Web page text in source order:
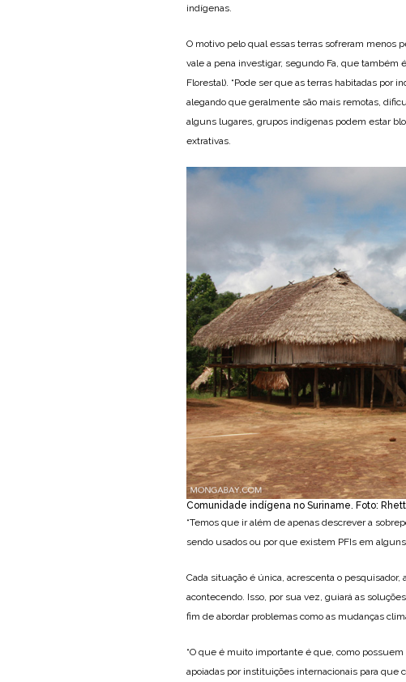
indígenas.
O motivo pelo qual essas terras sofreram menos
vale a pena investigar, segundo Fa, que também
Florestal). “Pode ser que as terras habitadas por
alegando que geralmente são mais remotas,
alguns lugares, grupos indígenas podem estar
extrativas.
Comunidade indígena no Suriname. Foto:
“Temos que ir além de apenas descrever a
sendo usados ou por que existem PFIs em
Cada situação é única, acrescenta o
acontecendo. Isso, por sua vez, guiará as
fim de abordar problemas como as mudanças
“O que é muito importante é que, como
apoiadas por instituições internacionais para que